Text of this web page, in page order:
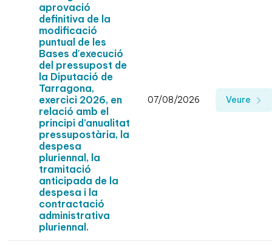
aprovació
definitiva de la
modificació
puntual de les
Bases d'execució
del pressupost de
la Diputació de
Tarragona,
exercici 2026, en
relació amb el
principi d’anualitat
pressupostària, la
despesa
pluriennal, la
tramitació
anticipada de la
despesa i la
contractació
administrativa
pluriennal.
07/08/2026 Veure